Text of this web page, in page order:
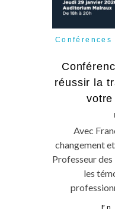
réussir la
Avec
changement
Professeur des
les
En